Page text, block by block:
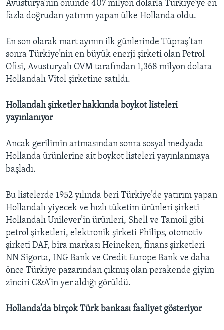
Avusturya’nın önünde 407 milyon dolarla Türkiye’ye en
fazla doğrudan yatırım yapan ülke Hollanda oldu.
En son olarak mart ayının ilk günlerinde Tüpraş’tan
sonra Türkiye’nin en büyük enerji şirketi olan Petrol
Ofisi, Avusturyalı OVM tarafından 1,368 milyon dolara
Hollandalı Vitol şirketine satıldı.
Hollandalı şirketler hakkında boykot listeleri
yayınlanıyor
Ancak gerilimin artmasından sonra sosyal medyada
Hollanda ürünlerine ait boykot listeleri yayınlanmaya
başladı.
Bu listelerde 1952 yılında beri Türkiye’de yatırım yapan
Hollandalı yiyecek ve hızlı tüketim ürünleri şirketi
Hollandalı Unilever’in ürünleri, Shell ve Tamoil gibi
petrol şirketleri, elektronik şirketi Philips, otomotiv
şirketi DAF, bira markası Heineken, finans şirketleri
NN Sigorta, ING Bank ve Credit Europe Bank ve daha
önce Türkiye pazarından çıkmış olan perakende giyim
zinciri C&A’in yer aldığı görüldü.
Hollanda’da birçok Türk bankası faaliyet gösteriyor